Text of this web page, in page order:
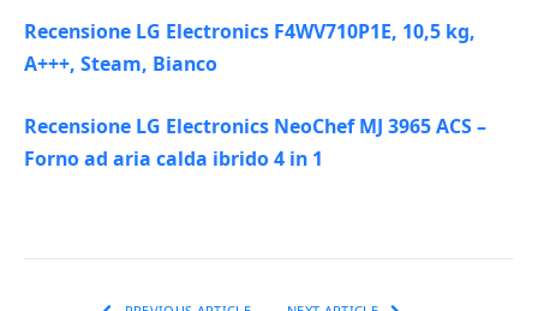
Recensione LG Electronics F4WV710P1E, 10,5 kg,
A+++, Steam, Bianco
Recensione LG Electronics NeoChef MJ 3965 ACS –
Forno ad aria calda ibrido 4 in 1